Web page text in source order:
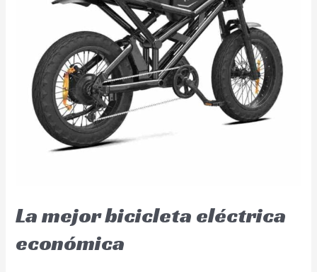
La mejor bicicleta eléctrica
económica